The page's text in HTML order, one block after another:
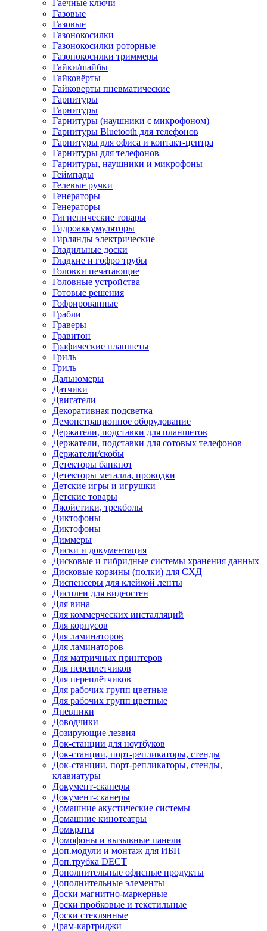
Гаечные ключи
Газовые
Газовые
Газонокосилки
Газонокосилки роторные
Газонокосилки триммеры
Гайки/шайбы
Гайковёрты
Гайковерты пневматические
Гарнитуры
Гарнитуры
Гарнитуры (наушники с микрофоном)
Гарнитуры Bluetooth для телефонов
Гарнитуры для офиса и контакт-центра
Гарнитуры для телефонов
Гарнитуры, наушники и микрофоны
Геймпады
Гелевые ручки
Генераторы
Генераторы
Гигиенические товары
Гидроаккумуляторы
Гирлянды электрические
Гладильные доски
Гладкие и гофро трубы
Головки печатающие
Головные устройства
Готовые решения
Гофрированные
Грабли
Граверы
Гравитон
Графические планшеты
Гриль
Гриль
Дальномеры
Датчики
Двигатели
Декоративная подсветка
Демонстрационное оборудование
Держатели, подставки для планшетов
Держатели, подставки для сотовых телефонов
Держатели/скобы
Детекторы банкнот
Детекторы металла, проводки
Детские игры и игрушки
Детские товары
Джойстики, трекболы
Диктофоны
Диктофоны
Диммеры
Диски и документация
Дисковые и гибридные системы хранения данных
Дисковые корзины (полки) для СХД
Диспенсеры для клейкой ленты
Дисплеи для видеостен
Для вина
Для коммерческих инсталляций
Для корпусов
Для ламинаторов
Для ламинаторов
Для матричных принтеров
Для переплетчиков
Для переплётчиков
Для рабочих групп цветные
Для рабочих групп цветные
Дневники
Доводчики
Дозирующие лезвия
Док-станции для ноутбуков
Док-станции, порт-репликаторы, стенды
Док-станции, порт-репликаторы, стенды,
клавиатуры
Документ-сканеры
Документ-сканеры
Домашние акустические системы
Домашние кинотеатры
Домкраты
Домофоны и вызывные панели
Доп.модули и монтаж для ИБП
Доп.трубка DECT
Дополнительные офисные продукты
Дополнительные элементы
Доски магнитно-маркерные
Доски пробковые и текстильные
Доски стеклянные
Драм-картриджи